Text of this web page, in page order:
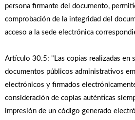
persona firmante del documento,
comprobación de la integridad del
acceso a la sede electrónica
Artículo 30.5: "Las copias realizadas en
documentos públicos administrativos
electrónicos y firmados
consideración de copias auténticas
impresión de un código generado